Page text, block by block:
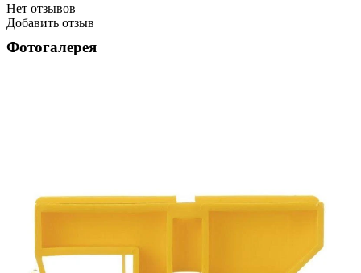
Нет отзывов
Добавить отзыв
Фотогалерея